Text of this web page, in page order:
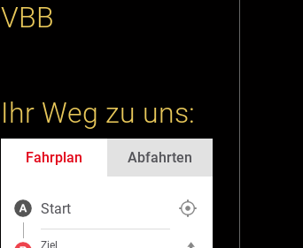
VBB
Ihr Weg zu uns:
Fahrplan Abfahrten
Start
Ziel